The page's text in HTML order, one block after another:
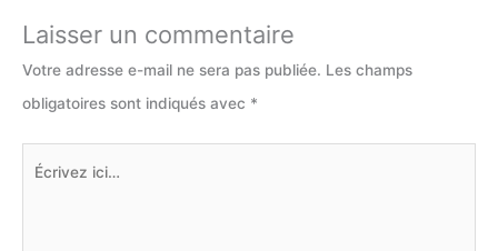
Laisser un commentaire
Votre adresse e-mail ne sera pas publiée. Les champs
obligatoires sont indiqués avec *